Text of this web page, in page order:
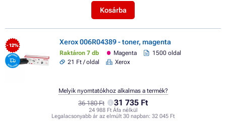
Kosárba
- 12% Xerox 006R04389 - toner, magenta
Raktáron 7 db Magenta
1500 oldal
21 Ft / oldal
Xerox
36 180 Ft 31 735 Ft
24 988 Ft Áfa nélkül
Legalacsonyabb ár az elmúlt 30 napban: 32 045 Ft
Melyik nyomtatókhoz alkalmas a termék?